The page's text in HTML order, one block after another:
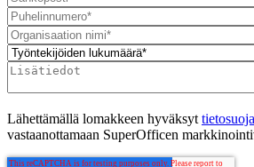
Lähettämällä lomakkeen hyväksyt
vastaanottamaan SuperOfficen